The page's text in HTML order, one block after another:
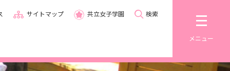
メニュー
検索
サイトマップ 共立女子学園